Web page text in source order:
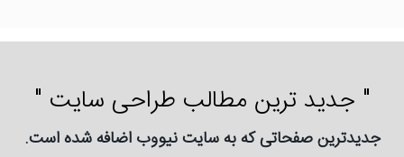
" جدید ترین مطالب طراحی سایت "
جدیدترین صفحاتی که به سایت نیووب اضافه شده است.